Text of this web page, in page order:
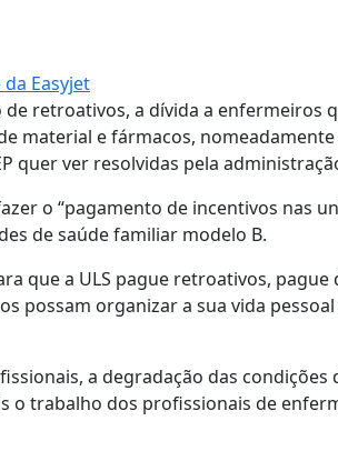
Easyjet
retroativos, a dívida a
material e fármacos,
quer ver resolvidas pela
o “pagamento de incentivos nas
de saúde familiar modelo B.
que a ULS pague retroativos,
possam organizar a sua vida
a degradação das
o trabalho dos profissionais de